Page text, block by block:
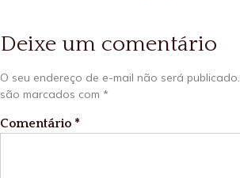
Deixe um comentário
O seu endereço de e-mail não será publicado.
são marcados com *
Comentário *